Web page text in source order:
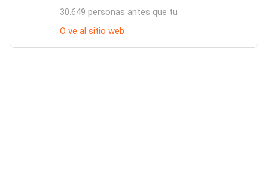
30.649 personas antes que tu
O ve al sitio web